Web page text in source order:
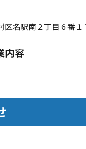
区名駅南２丁目６番１
内容